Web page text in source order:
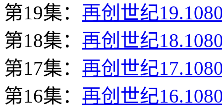
第19集： 再创世纪
第18集： 再创世纪
第17集： 再创世纪
第16集： 再创世纪